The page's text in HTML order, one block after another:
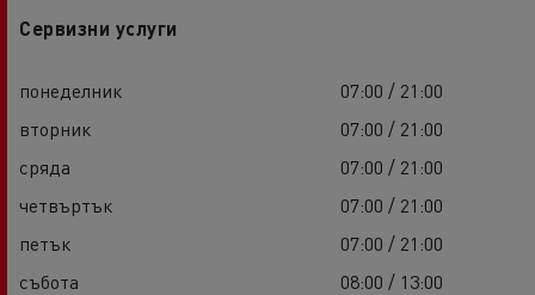
Сервизни услуги
понеделник
07:00 / 21:00
вторник
07:00 / 21:00
сряда
07:00 / 21:00
четвъртък
07:00 / 21:00
петък
07:00 / 21:00
събота
08:00 / 13:00